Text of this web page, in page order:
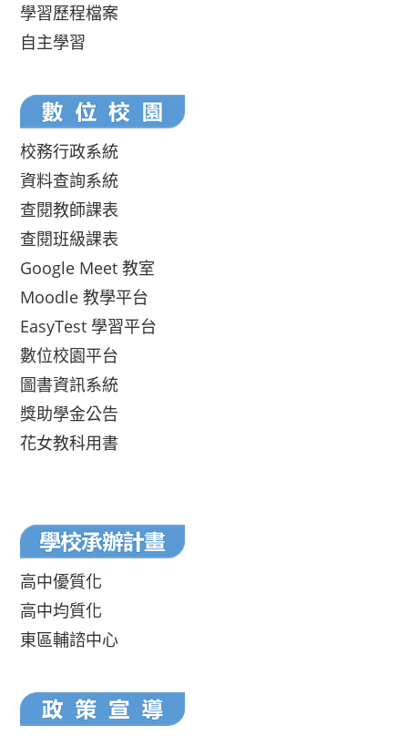
學習歷程檔案
自主學習
校務行政系統
資料查詢系統
查閱教師課表
查閱班級課表
Google Meet 教室
Moodle 教學平台
EasyTest 學習平台
數位校園平台
圖書資訊系統
獎助學金公告
花女教科用書
高中優質化
高中均質化
東區輔諮中心